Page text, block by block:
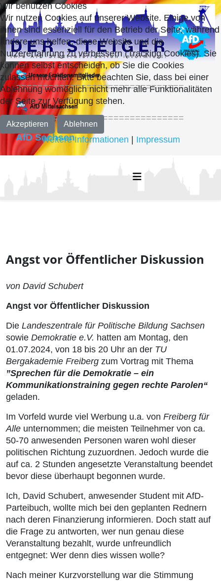
===============================
===============================
AfD Sachsen
Angst vor Öffentlicher Diskussion
von David Schubert
Angst vor Öffentlicher Diskussion
Die Landeszentrale für Politische Bildung Sachsen
sowie Demokratie e.V. hatten am Montag, den
01.07.2024, von 18 bis 20 Uhr an der TU
Bergakademie Freiberg zum Vortrag mit Thema
”Sprechen für die Demokratie – ein
Kommunikationstraining gegen rechte Parolen“
geladen.
Im Vorfeld wurde viel Werbung u.a. von Freiberg für
Alle unternommen; die meisten Teilnehmer von ca.
50-70 anwesenden Personen waren wohl dieser
politischen Richtung zuzuordnen. Jedoch wurde die
auf ca. 2 Stunden angesetzte Veranstaltung beendet
bevor diese überhaupt begonnen wurde.
Ich, David Schubert, anwesender Student mit AfD-
Parteibuch, wollte mich bei den geplanten Rednern
nach deren Finanzierung informieren. Doch statt auf
die Frage zu antworten, wer nun genau diese
Veranstaltung bezahlt, wurde unfreundlich
entgegnet: Wer denn dies wissen wolle?
Nach meiner Kurzvorstellung war die Stimmung
Wir benutzen Cookies
Wir nutzen Cookies auf unserer Website. Einige von
ihnen sind essenziell für den Betrieb der Seite, während
andere uns helfen, diese Website und die
Nutzererfahrung zu verbessern (Tracking Cookies). Sie
können selbst entscheiden, ob Sie die Cookies
zulassen möchten. Bitte beachten Sie, dass bei einer
Ablehnung womöglich nicht mehr alle Funktionalitäten
der Seite zur Verfügung stehen.
Akzeptieren Ablehnen
Weitere Informationen Impressum